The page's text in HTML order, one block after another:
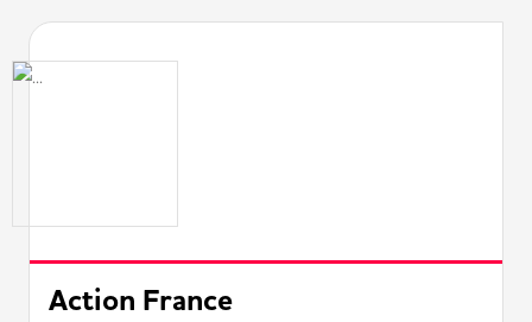
Action France